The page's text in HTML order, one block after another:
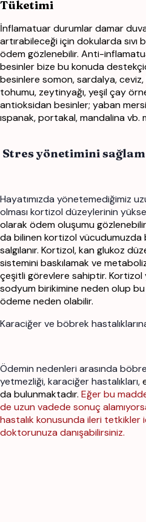
Tüketimi
İnflamatuar durumlar damar
artırabileceği için dokularda sıvı
ödem gözlenebilir. Anti-
besinler bize bu konuda
besinlere somon, sardalya,
tohumu, zeytinyağı, yeşilçay
antioksidan besinler; yaban
ıspanak, portakal,mandalina vb.
Stres yönetimini
Hayatımızda yönetemediğimiz
olması kortizol düzeylerinin
olarak ödem oluşumu
da bilinen kortizol vücudumuzda
salgılanır. Kortizol, kan glukoz
sisteminibaskılamak ve
çeşitli görevlere sahiptir. Kortizol
sodyum birikimine neden olup
ödeme neden olabilir.
Karaciğer ve böbrek
Ödemin nedenleri arasında
yetmezliği, karaciğer hastalıkları,
da bulunmaktadır. Eğer bu
de uzun vadede sonuç
hastalık konusunda ileri tetkikler
doktorunuza danışabilirsiniz.